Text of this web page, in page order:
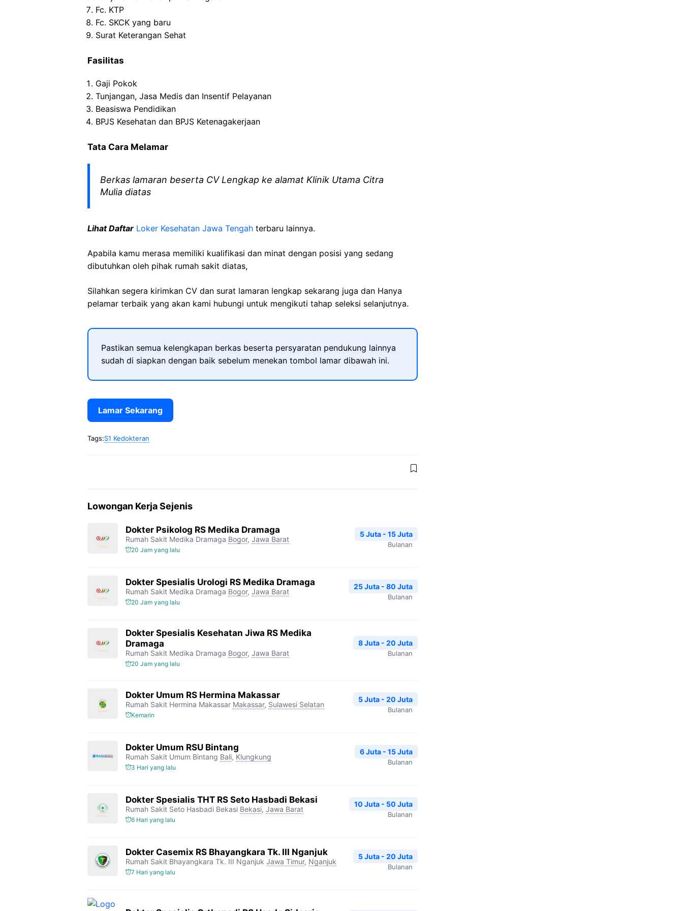
Fc. KTP
Fc. SKCK yang baru
Surat Keterangan Sehat
Fasilitas
Gaji Pokok
Tunjangan, Jasa Medis dan Insentif Pelayanan
Beasiswa Pendidikan
BPJS Kesehatan dan BPJS Ketenagakerjaan
Tata Cara Melamar
Berkas lamaran beserta CV Lengkap ke alamat Klinik Utama Citra
Mulia diatas
Lihat Daftar Loker Kesehatan Jawa Tengah terbaru lainnya.
Apabila kamu merasa memiliki kualifikasi dan minat dengan posisi yang sedang
dibutuhkan oleh pihak rumah sakit diatas,
Silahkan segera kirimkan CV dan surat lamaran lengkap sekarang juga dan Hanya
pelamar terbaik yang akan kami hubungi untuk mengikuti tahap seleksi selanjutnya.
Pastikan semua kelengkapan berkas beserta persyaratan pendukung lainnya
sudah di siapkan dengan baik sebelum menekan tombol lamar dibawah ini.
Lamar Sekarang
Tags:S1 Kedokteran
Lowongan Kerja Sejenis
Dokter Psikolog RS Medika Dramaga
Rumah Sakit Medika Dramaga Bogor, Jawa Barat
20 Jam yang lalu
5 Juta - 15 Juta
Bulanan
Dokter Spesialis Urologi RS Medika Dramaga
Rumah Sakit Medika Dramaga Bogor, Jawa Barat
20 Jam yang lalu
25 Juta - 80 Juta
Bulanan
Dokter Spesialis Kesehatan Jiwa RS Medika
Dramaga
Rumah Sakit Medika Dramaga Bogor, Jawa Barat
20 Jam yang lalu
8 Juta - 20 Juta
Bulanan
Dokter Umum RS Hermina Makassar
Rumah Sakit Hermina Makassar Makassar, Sulawesi Selatan
Kemarin
5 Juta - 20 Juta
Bulanan
Dokter Umum RSU Bintang
Rumah Sakit Umum Bintang Bali, Klungkung
3 Hari yang lalu
6 Juta - 15 Juta
Bulanan
Dokter Spesialis THT RS Seto Hasbadi Bekasi
Rumah Sakit Seto Hasbadi Bekasi Bekasi, Jawa Barat
6 Hari yang lalu
10 Juta - 50 Juta
Bulanan
Dokter Casemix RS Bhayangkara Tk. III Nganjuk
Rumah Sakit Bhayangkara Tk. III Nganjuk Jawa Timur, Nganjuk
7 Hari yang lalu
5 Juta - 20 Juta
Bulanan